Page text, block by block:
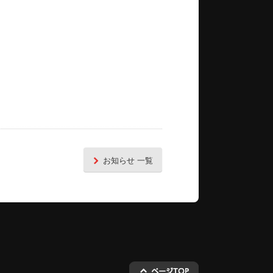
お知らせ 一覧